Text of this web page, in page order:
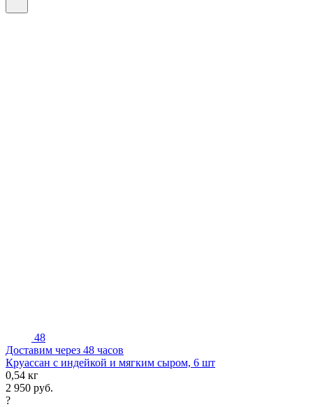
48
Доставим через 48 часов
Круассан с индейкой и мягким сыром, 6 шт
0,54 кг
2 950 руб.
?